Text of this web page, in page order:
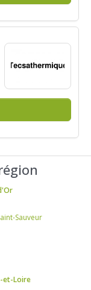
Sauveur
et-Loire